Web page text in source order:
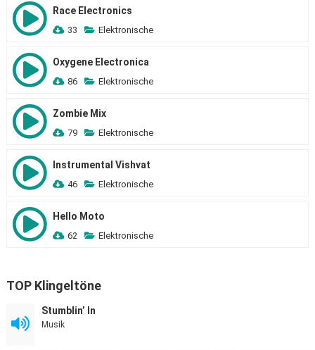
Race Electronics
33 Elektronische
Oxygene Electronica
86 Elektronische
Zombie Mix
79 Elektronische
Instrumental Vishvat
46 Elektronische
Hello Moto
62 Elektronische
TOP Klingeltöne
Stumblin’ In
Musik